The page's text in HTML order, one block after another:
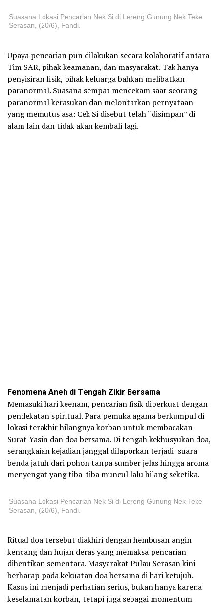
Suasana Lokasi Pencarian Nek Si di Lereng Gunung Nek Teke
Serasan, (20/6), Fandi.
Upaya pencarian pun dilakukan secara kolaboratif antara
Tim SAR, pihak keamanan, dan masyarakat. Tak hanya
penyisiran fisik, pihak keluarga bahkan melibatkan
paranormal. Suasana sempat mencekam saat seorang
paranormal kerasukan dan melontarkan pernyataan
yang memutus asa: Cek Si disebut telah “disimpan” di
alam lain dan tidak akan kembali lagi.
Fenomena Aneh di Tengah Zikir Bersama
Memasuki hari keenam, pencarian fisik diperkuat dengan
pendekatan spiritual. Para pemuka agama berkumpul di
lokasi terakhir hilangnya korban untuk membacakan
Surat Yasin dan doa bersama. Di tengah kekhusyukan doa,
serangkaian kejadian janggal dilaporkan terjadi: suara
benda jatuh dari pohon tanpa sumber jelas hingga aroma
menyengat yang tiba-tiba muncul lalu hilang seketika.
Suasana Lokasi Pencarian Nek Si di Lereng Gunung Nek Teke
Serasan, (20/6), Fandi.
Ritual doa tersebut diakhiri dengan hembusan angin
kencang dan hujan deras yang memaksa pencarian
dihentikan sementara. Masyarakat Pulau Serasan kini
berharap pada kekuatan doa bersama di hari ketujuh.
Kasus ini menjadi perhatian serius, bukan hanya karena
keselamatan korban, tetapi juga sebagai momentum